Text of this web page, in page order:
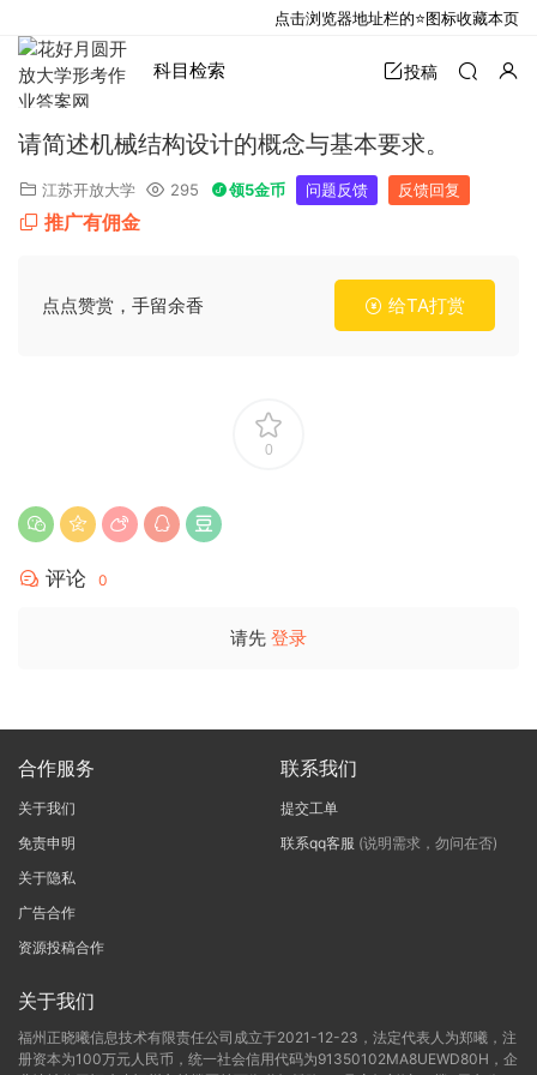
科目检索 投稿
请简述机械结构设计的概念与基本要求。
江苏开放大学 295 领5金币 问题反馈 反馈回复
推广有佣金
点点赞赏，手留余香 给TA打赏
0
评论 0
请先 登录
合作服务
关于我们
免责申明
关于隐私
广告合作
资源投稿合作
联系我们
提交工单
联系qq客服 (说明需求，勿问在否)
关于我们
福州正晓曦信息技术有限责任公司成立于2021-12-23，法定代表人为郑曦，注
册资本为100万元人民币，统一社会信用代码为91350102MA8UEWD80H，企
点击浏览器地址栏的⭐图标收藏本页